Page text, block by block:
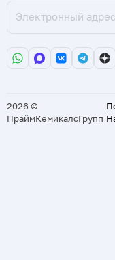
2026 ©
ПраймКемикалсГрупп